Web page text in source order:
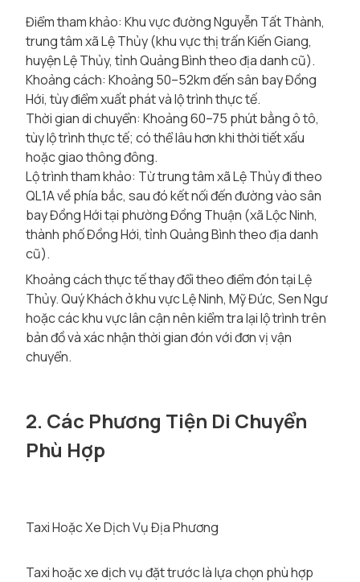
Điểm tham khảo: Khu vực đường Nguyễn Tất Thành,
trung tâm xã Lệ Thủy (khu vực thị trấn Kiến Giang,
huyện Lệ Thủy, tỉnh Quảng Bình theo địa danh cũ).
Khoảng cách: Khoảng 50–52km đến sân bay Đồng
Hới, tùy điểm xuất phát và lộ trình thực tế.
Thời gian di chuyển: Khoảng 60–75 phút bằng ô tô,
tùy lộ trình thực tế; có thể lâu hơn khi thời tiết xấu
hoặc giao thông đông.
Lộ trình tham khảo: Từ trung tâm xã Lệ Thủy đi theo
QL1A về phía bắc, sau đó kết nối đến đường vào sân
bay Đồng Hới tại phường Đồng Thuận (xã Lộc Ninh,
thành phố Đồng Hới, tỉnh Quảng Bình theo địa danh
cũ).
Khoảng cách thực tế thay đổi theo điểm đón tại Lệ
Thủy. Quý Khách ở khu vực Lệ Ninh, Mỹ Đức, Sen Ngư
hoặc các khu vực lân cận nên kiểm tra lại lộ trình trên
bản đồ và xác nhận thời gian đón với đơn vị vận
chuyển.
2. Các Phương Tiện Di Chuyển
Phù Hợp
Taxi Hoặc Xe Dịch Vụ Địa Phương
Taxi hoặc xe dịch vụ đặt trước là lựa chọn phù hợp